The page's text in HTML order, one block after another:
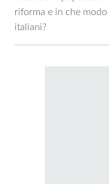
riforma e in che
italiani?